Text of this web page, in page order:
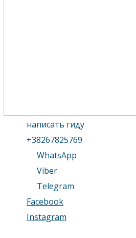
написать гиду
+38267825769
WhatsApp
Viber
Telegram
Facebook
Instagram